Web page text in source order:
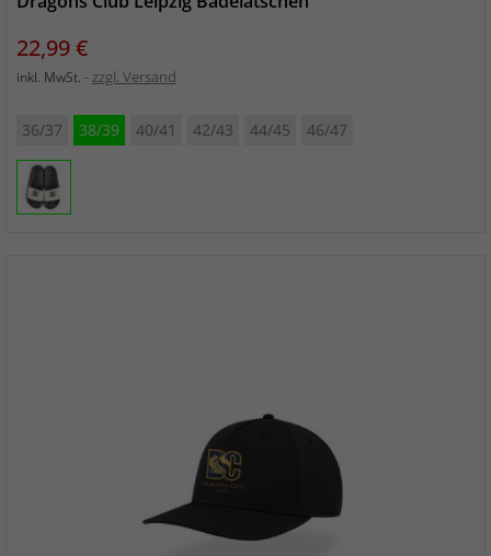
Preis
22,99 €
inkl. MwSt. zzgl. Versand
36/37 38/39 40/41 42/43 44/45 46/47